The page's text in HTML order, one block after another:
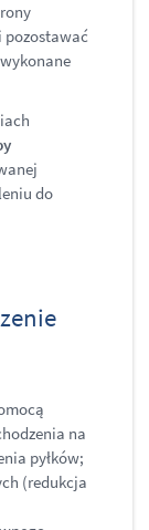
pozostawać
do
na
pyłków;
(redukcja